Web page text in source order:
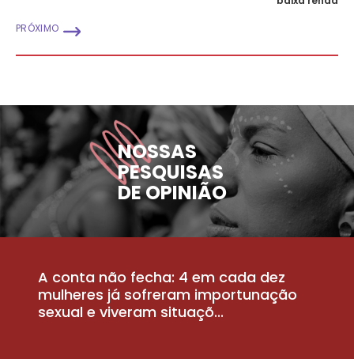
PRÓXIMO
NOSSAS
PESQUISAS
DE OPINIÃO
A conta não fecha: 4 em cada dez
mulheres já sofreram importunação
sexual e viveram situaçõ...